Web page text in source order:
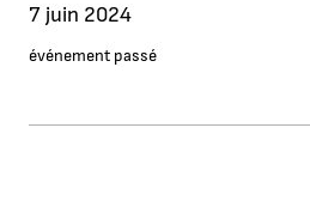
7 juin 2024
événement passé